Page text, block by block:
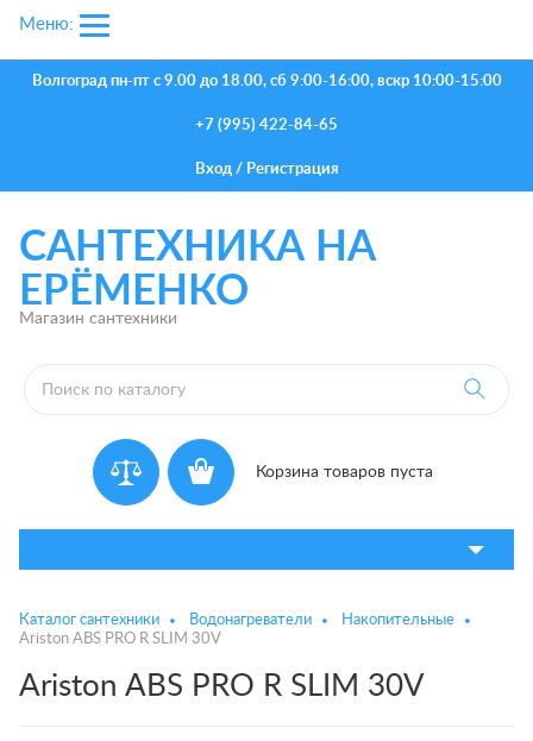
Волгоград пн-пт с 9.00 до 18.00, сб 9:00-16:00, вскр 10:00-15:00
+7 (995) 422-84-65
Вход/ Регистрация
САНТЕХНИКА НА
ЕРЁМЕНКО
Магазин сантехники
Корзина товаров пуста
Меню:
Каталог сантехники Водонагреватели
Накопительные
Ariston ABS PRO R SLIM 30V
Ariston ABS PRO R SLIM 30V